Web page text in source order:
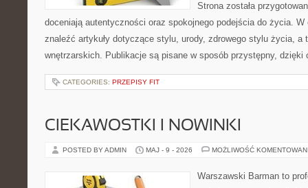
Strona została
doceniają autentyczności oraz spokojnego podejścia do życia. W
znaleźć artykuły dotyczące stylu, urody, zdrowego stylu życia, a
wnętrzarskich. Publikacje są pisane w sposób przystępny,
CATEGORIES: PRZEPISY FIT
CIEKAWOSTKI I NOWINKI
POSTED BY ADMIN MAJ - 9 - 2026 MOŻLIWOŚĆ
Warszawski Barman to